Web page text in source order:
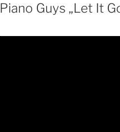
Piano Guys „Let It